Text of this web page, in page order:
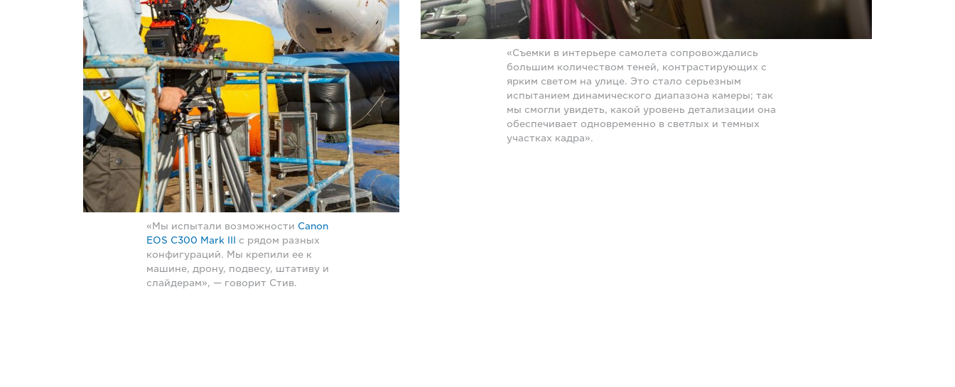
«Мы испытали возможности Canon
EOS C300 Mark III с рядом разных
конфигураций. Мы крепили ее к
машине, дрону, подвесу, штативу и
слайдерам», — говорит Стив.
«Съемки в интерьере самолета сопровождались
большим количеством теней, контрастирующих с
ярким светом на улице. Это стало серьезным
испытанием динамического диапазона камеры; так
мы смогли увидеть, какой уровень детализации она
обеспечивает одновременно в светлых и темных
участках кадра».